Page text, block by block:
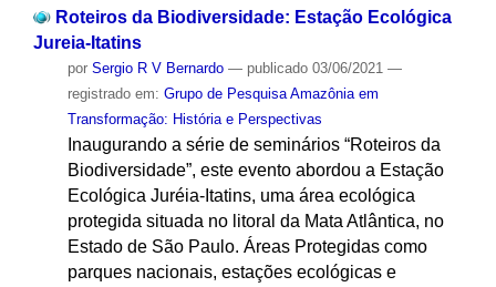
Roteiros da Biodiversidade: Estação Ecológica
Jureia-Itatins
por Sergio R V Bernardo — publicado03/06/2021 —
registrado em: Grupo de Pesquisa Amazônia em
Transformação: História e Perspectivas
Inaugurando a série de seminários “Roteiros da
Biodiversidade”, este evento abordou a Estação
Ecológica Juréia-Itatins, uma área ecológica
protegida situada no litoral da Mata Atlântica, no
Estado de São Paulo. Áreas Protegidas como
parques nacionais, estações ecológicas e